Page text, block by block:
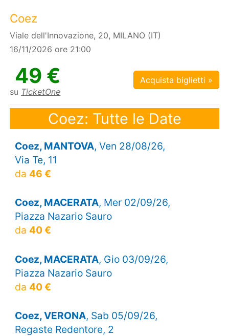
Coez
Viale dell'Innovazione, 20, MILANO (IT)
16/11/2026 ore 21:00
49 €
su TicketOne
Acquista biglietti »
Coez: Tutte le Date
Coez, MANTOVA, Ven 28/08/26,
Via Te, 11
da 46 €
Coez, MACERATA, Mer 02/09/26,
Piazza Nazario Sauro
da 40 €
Coez, MACERATA, Gio 03/09/26,
Piazza Nazario Sauro
da 40 €
Coez, VERONA, Sab 05/09/26,
Regaste Redentore, 2